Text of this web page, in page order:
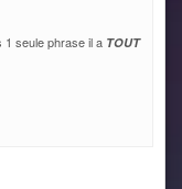
1 seule phrase il a TOUT